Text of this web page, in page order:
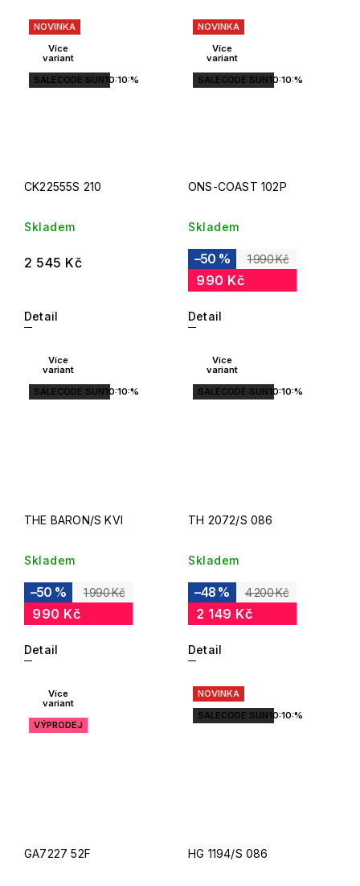
NOVINKA
Více
variant
SALECODE:SUN10:10:%
CK22555S 210
Skladem
2 545 Kč
Detail
NOVINKA
Více
variant
SALECODE:SUN10:10:%
ONS-COAST 102P
Skladem
1 990 Kč
–50 %
990 Kč
Detail
Více
variant
SALECODE:SUN10:10:%
THE BARON/S KVI
Skladem
1 990 Kč
–50 %
990 Kč
Detail
Více
variant
SALECODE:SUN10:10:%
TH 2072/S 086
Skladem
4 200 Kč
–48 %
2 149 Kč
Detail
Více
variant
VÝPRODEJ
GA7227 52F
NOVINKA
SALECODE:SUN10:10:%
HG 1194/S 086